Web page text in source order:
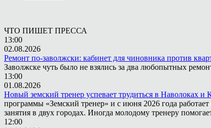
ЧТО ПИШЕТ ПРЕССА
13:00
02.08.2026
Ремонт по-заволжски: кабинет для чиновника против
Заволжске чуть было не взялись за два любопытных
13:00
01.08.2026
Новый земский тренер успевает трудиться в Наволоках и
программы «Земский тренер» и с июня 2026 года
занятия в двух городах. Иногда молодому тренеру
12:00